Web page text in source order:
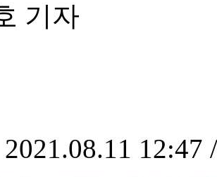
기자
12:47